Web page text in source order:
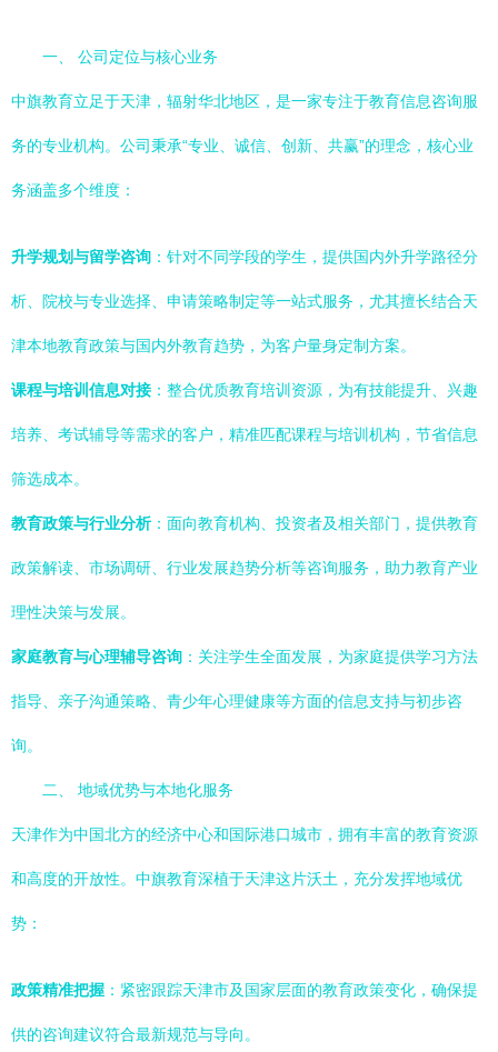
一、 公司定位与核心业务
中旗教育立足于天津，辐射华北地区，是一家专注于教育信息咨询服
务的专业机构。公司秉承“专业、诚信、创新、共赢”的理念，核心业
务涵盖多个维度：
升学规划与留学咨询 ：针对不同学段的学生，提供国内外升学路径分
析、院校与专业选择、申请策略制定等一站式服务，尤其擅长结合天
津本地教育政策与国内外教育趋势，为客户量身定制方案。
课程与培训信息对接 ：整合优质教育培训资源，为有技能提升、兴趣
培养、考试辅导等需求的客户，精准匹配课程与培训机构，节省信息
筛选成本。
教育政策与行业分析：面向教育机构、投资者及相关部门，提供教育
政策解读、市场调研、行业发展趋势分析等咨询服务，助力教育产业
理性决策与发展。
家庭教育与心理辅导咨询 ：关注学生全面发展，为家庭提供学习方法
指导、亲子沟通策略、青少年心理健康等方面的信息支持与初步咨
询。
二、 地域优势与本地化服务
天津作为中国北方的经济中心和国际港口城市，拥有丰富的教育资源
和高度的开放性。中旗教育深植于天津这片沃土，充分发挥地域优
势：
政策精准把握 ：紧密跟踪天津市及国家层面的教育政策变化，确保提
供的咨询建议符合最新规范与导向。